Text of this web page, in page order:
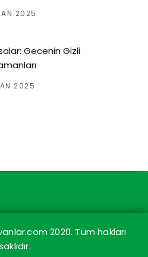
2025
Gecenin Gizli
2025
2020. Tüm hakları